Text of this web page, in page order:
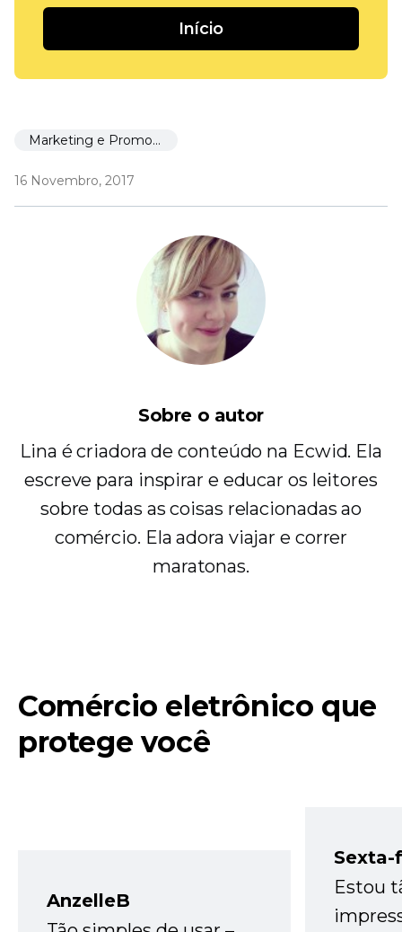
Início
Marketing e Promoção
16 Novembro, 2017
Sobre o autor
Lina é criadora de conteúdo na Ecwid. Ela
escreve para inspirar e educar os leitores
sobre todas as coisas relacionadas ao
comércio. Ela adora viajar e correr
maratonas.
Comércio eletrônico que
protege você
AnzelleB
Sexta-
Estou